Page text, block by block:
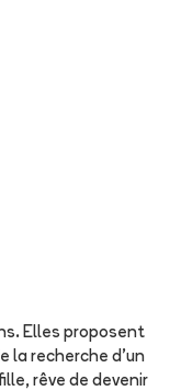
Elles proposent
la recherche d'un
rêve de devenir